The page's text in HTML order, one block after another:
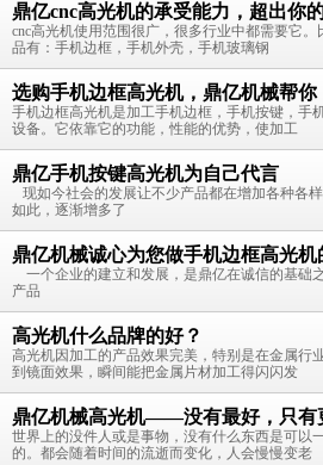
鼎亿cnc高光机的承受能力，超出你
cnc高光机使用范围很广，很多行业中都需要它
品有：手机边框，手机外壳，手机玻璃钢
选购手机边框高光机，鼎亿机械帮你
手机边框高光机是加工手机边框，手机按键，手
设备。它依靠它的功能，性能的优势，使加工
鼎亿手机按键高光机为自己代言
现如今社会的发展让不少产品都在增加各种各
如此，逐渐增多了
鼎亿机械诚心为您做手机边框高光机
一个企业的建立和发展，是鼎亿在诚信的基础
产品
高光机什么品牌的好？
高光机因加工的产品效果完美，特别是在金属行
到镜面效果，瞬间能把金属片材加工得闪闪发
鼎亿机械高光机——没有最好，只有
世界上的没件人或是事物，没有什么东西是可以
的。都会随着时间的流逝而变化，人会慢慢变老